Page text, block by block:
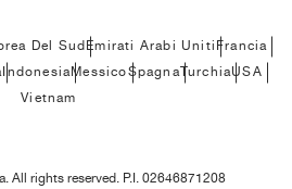
Del SudEmirati Arabi UnitiFrancia
IndonesiaMessicoSpagnaTurchiaUSA
Vietnam
All rights reserved. P.I. 02646871208